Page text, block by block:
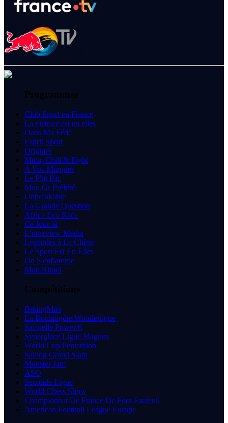
Programmes
Club Sport en France
La victoire est en elles
Dans Ma Fédé
Esprit Sport
Origines
Mma, Chill & Fight
A Vos Marques
Le P'tit Pac
Mon Gr Préféré
Unbreakable
La Grande Question
Africa Eco Race
Ce Jour-là
L'interview Media
Légendes à La Chêne
Le Sport Est En Elles
On S'enflamme
Mon Rituel
Compétitions
BikingMan
La Boulangère Wonderligue
Saforelle Power 6
Synerglace Ligue Magnus
World Cup Pentathlon
Sailing Grand Slam
Monster Jam
ASO
Seconde Ligue
World Chess Show
Championnat De France De Foot Fauteuil
American Football League Europe